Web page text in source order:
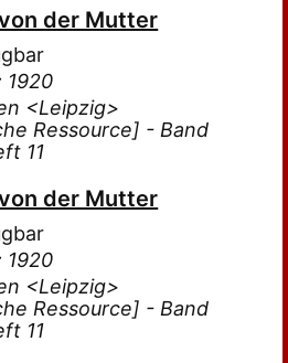
der Mutter
1920
<Leipzig>
Ressource] - Band
11
der Mutter
1920
<Leipzig>
Ressource] - Band
11